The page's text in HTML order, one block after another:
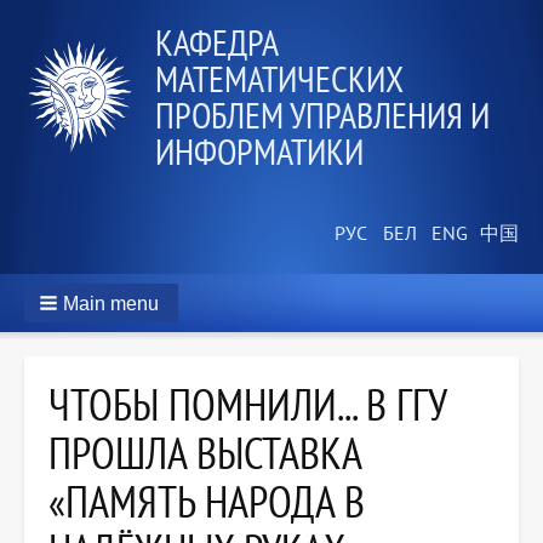
КАФЕДРА
МАТЕМАТИЧЕСКИХ
ПРОБЛЕМ УПРАВЛЕНИЯ И
ИНФОРМАТИКИ
Main menu
ЧТОБЫ ПОМНИЛИ... В ГГУ
ПРОШЛА ВЫСТАВКА
«ПАМЯТЬ НАРОДА В